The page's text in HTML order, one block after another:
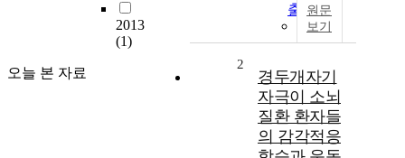
2013
(1)
오늘 본 자료
출력원문
보기
2
경두개자기
자극이 소뇌
질환 환자들
의 감각적응